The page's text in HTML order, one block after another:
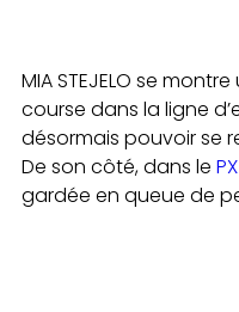
MIA STEJELO se
course dans la ligne
désormais pouvoir se
De son côté, dans le
gardée en queue de